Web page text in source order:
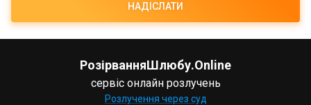
НАДІСЛАТИ
РозірванняШлюбу.Online
сервіс онлайн розлучень
Розлучення через суд